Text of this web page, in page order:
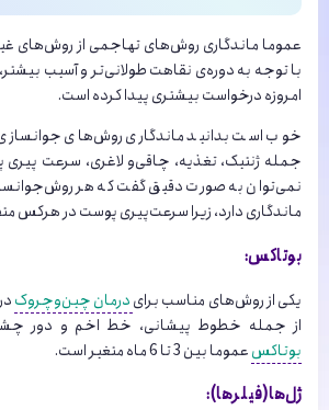
عموما ماندگاری روش‌های تهاجمی از روش‌های
با توجه به دوره‌ی نقاهت طولانی‌تر و آسیب
امروزه درخواست بیشتری پیدا کرده است.
خوب است بدانید ماندگاری روش‌های
جمله ژنتیک، تغذیه، چاقی‌و لاغری، سرعت
نمی‌توان به صورت دقیق گفت که هر
ماندگاری دارد، زیرا سرعت‌پیری پوست در هرکس
بوتاکس:
یکی از روش‌های مناسب برایدرمان چین‌وچروک
از جمله خطوط پیشانی، خط اخم و دور
بوتاکسعموما بین 3 تا 6 ماه متغیر است.
ژل‌ها(فیلرها):